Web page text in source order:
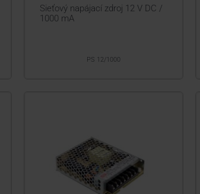
Sieťový napájací zdroj 12 V DC /
1000 mA
PS 12/1000